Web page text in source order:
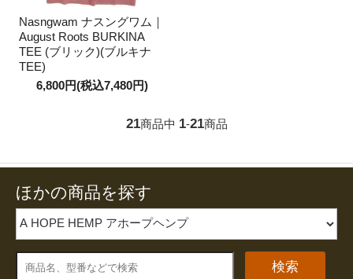
Nasngwam ナスングワム｜
August Roots BURKINA
TEE (ブリック)(ブルキナ
TEE)
6,800円(税込7,480円)
21商品中 1-21商品
ほかの商品を探す
検索